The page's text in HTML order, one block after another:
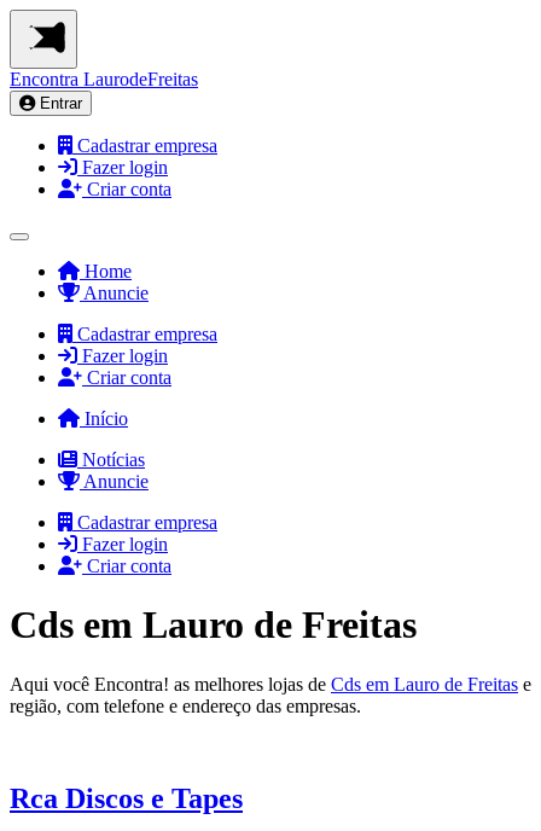
Encontra LaurodeFreitas
Entrar
Cadastrar empresa
Fazer login
Criar conta
Home
Anuncie
Cadastrar empresa
Fazer login
Criar conta
Início
Notícias
Anuncie
Cadastrar empresa
Fazer login
Criar conta
Cds em Lauro de Freitas
Aqui você Encontra! as melhores lojas de Cds em Lauro de Freitas e
região, com telefone e endereço das empresas.
Rca Discos e Tapes